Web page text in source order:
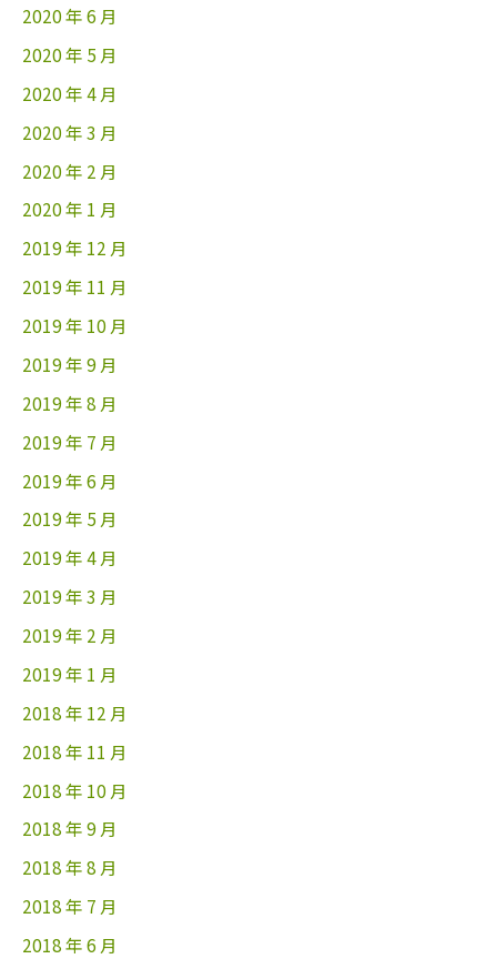
2020 年 6 月
2020 年 5 月
2020 年 4 月
2020 年 3 月
2020 年 2 月
2020 年 1 月
2019 年 12 月
2019 年 11 月
2019 年 10 月
2019 年 9 月
2019 年 8 月
2019 年 7 月
2019 年 6 月
2019 年 5 月
2019 年 4 月
2019 年 3 月
2019 年 2 月
2019 年 1 月
2018 年 12 月
2018 年 11 月
2018 年 10 月
2018 年 9 月
2018 年 8 月
2018 年 7 月
2018 年 6 月